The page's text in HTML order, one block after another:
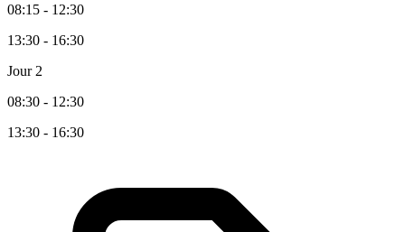
08:15 - 12:30
13:30 - 16:30
Jour 2
08:30 - 12:30
13:30 - 16:30